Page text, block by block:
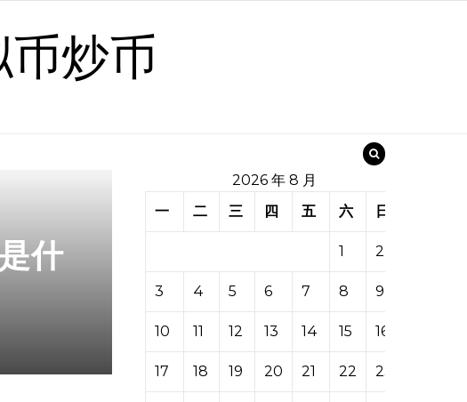
炒币
什
2026 年 8 月
一
二 三 四 五 六 日
1 2
3 4 5 6 7 8 9
10 11 12 13 14 15 16
17 18 19 20 21 22 23